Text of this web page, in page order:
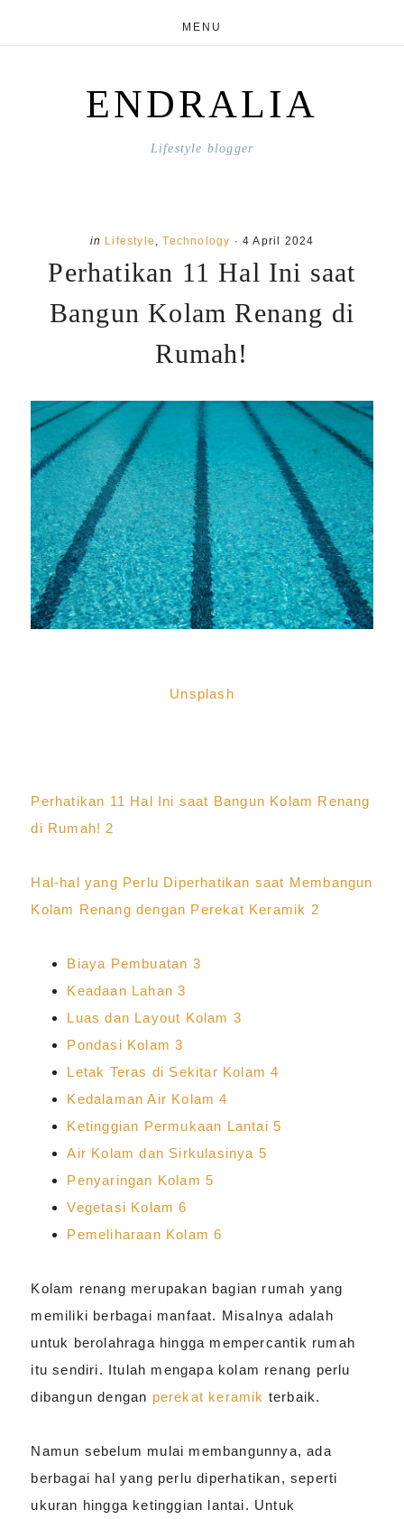
MENU
ENDRALIA
Lifestyle blogger
in Lifestyle ,Technology ·4 April 2024
Perhatikan 11 Hal Ini saat
Bangun Kolam Renang di
Rumah!
Unsplash
Perhatikan 11 Hal Ini saat Bangun Kolam Renang
di Rumah! 2
Hal-hal yang Perlu Diperhatikan saat Membangun
Kolam Renang dengan Perekat Keramik 2
Biaya Pembuatan 3
Keadaan Lahan 3
Luas dan Layout Kolam 3
Pondasi Kolam 3
Letak Teras di Sekitar Kolam 4
Kedalaman Air Kolam 4
Ketinggian Permukaan Lantai 5
Air Kolam dan Sirkulasinya 5
Penyaringan Kolam 5
Vegetasi Kolam 6
Pemeliharaan Kolam 6
Kolam renang merupakan bagian rumah yang
memiliki berbagai manfaat. Misalnya adalah
untuk berolahraga hingga mempercantik rumah
itu sendiri. Itulah mengapa kolam renang perlu
dibangun dengan perekat keramik terbaik.
Namun sebelum mulai membangunnya, ada
berbagai hal yang perlu diperhatikan, seperti
ukuran hingga ketinggian lantai. Untuk